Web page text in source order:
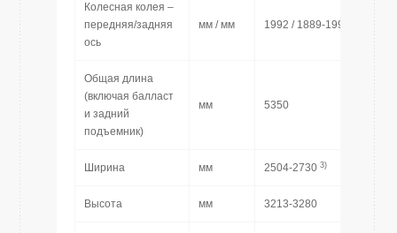
Колесная колея –
передняя/задняя
ось
мм / мм 1992 / 1889-1999
Общая длина
(включая балласт
и задний
подъемник)
мм 5350
Ширина мм 2504-2730 3)
Высота мм 3213-3280